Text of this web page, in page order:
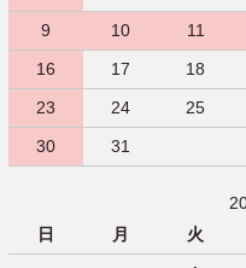
9
10 11
16
17 18
23
24 25
30
31
日
月 火